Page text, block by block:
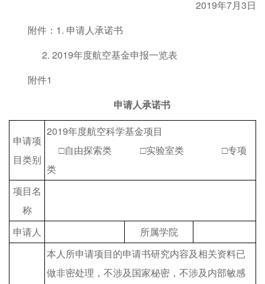
2019年7月3日
附件：1. 申请人承诺书
2. 2019年度航空基金申报一览表
附件1
申请人承诺书
申请项
目类别
2019年度航空科学基金项目
□自由探索类 □实验室类 □专项
类
项目名
称
申请人
所属学院
本人所申请项目的申请书研究内容及相关资料已
做非密处理，不涉及国家秘密，不涉及内部敏感